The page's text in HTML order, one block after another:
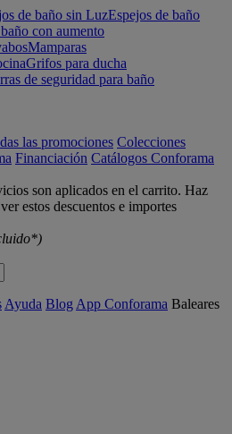
de baño sin LuzEspejos de baño
con aumento
Mamparas
Grifos para ducha
de seguridad para baño
las promociones Colecciones
Financiación Catálogos Conforama
son aplicados en el carrito. Haz
estos descuentos e importes
Ayuda Blog App Conforama Baleares